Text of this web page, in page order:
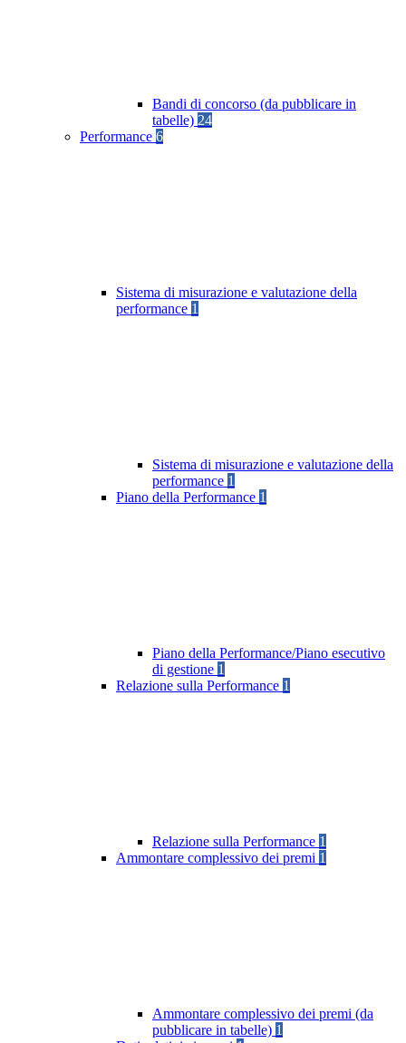
Bandi di concorso (da pubblicare in
tabelle) 24
Performance 6
Sistema di misurazione e valutazione della
performance 1
Sistema di misurazione e valutazione della
performance 1
Piano della Performance 1
Piano della Performance/Piano esecutivo
di gestione 1
Relazione sulla Performance 1
Relazione sulla Performance 1
Ammontare complessivo dei premi 1
Ammontare complessivo dei premi (da
pubblicare in tabelle) 1